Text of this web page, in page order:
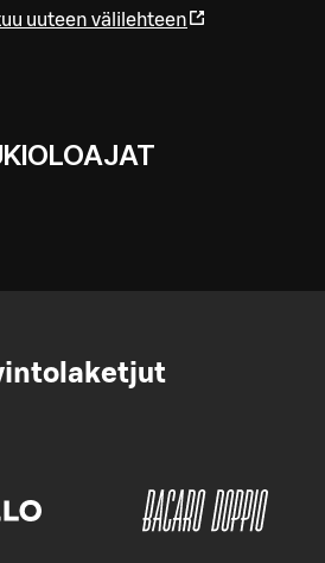
uuteen välilehteen